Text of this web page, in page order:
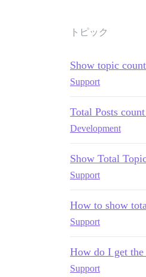
トピック
Show topic
Support
Total Posts
Development
Show Total
Support
How to show
Support
How do I get
Support